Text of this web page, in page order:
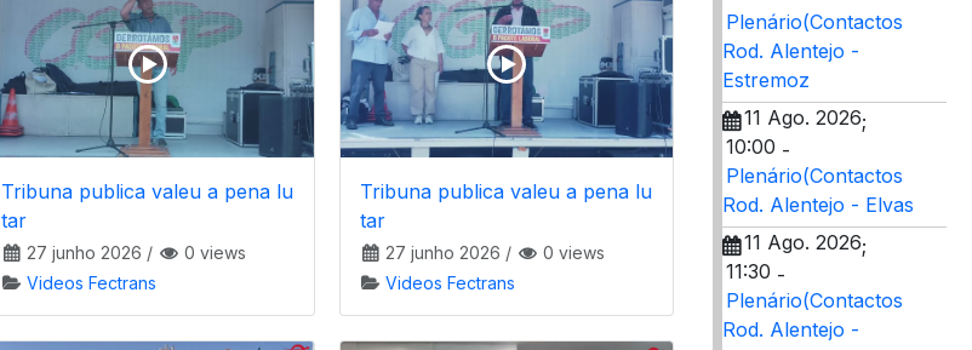
Tribuna publica valeu a pena lu
tar
27 junho 2026 /
0 views
Videos Fectrans
Tribuna publica valeu a pena lu
tar
27 junho 2026 /
0 views
Videos Fectrans
Plenário(Contactos
Rod. Alentejo -
Estremoz
11 Ago. 2026;
10:00 -
Plenário(Contactos
Rod. Alentejo - Elvas
11 Ago. 2026;
11:30 -
Plenário(Contactos
Rod. Alentejo -